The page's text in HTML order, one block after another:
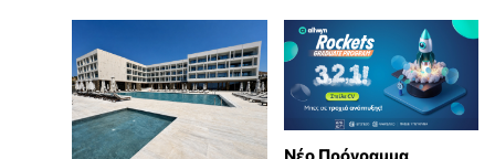
Νέο Πρόγραμμα